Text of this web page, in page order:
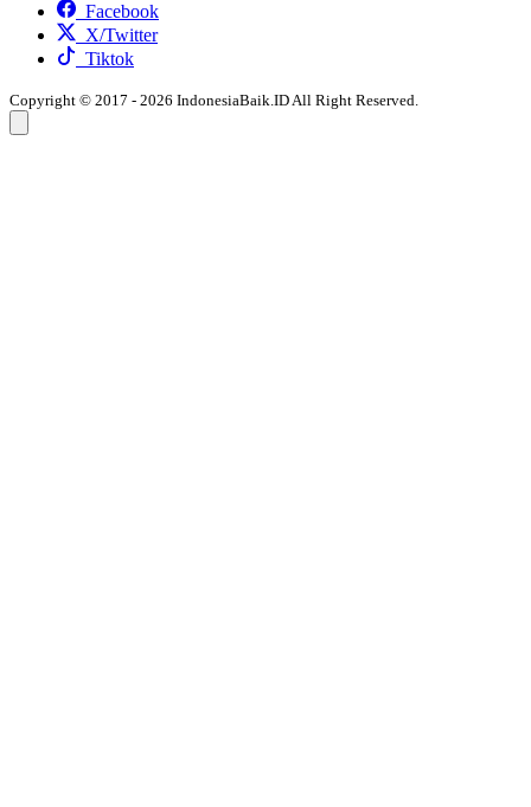
Facebook
X/Twitter
Tiktok
Copyright © 2017 - 2026 IndonesiaBaik.ID All Right Reserved.